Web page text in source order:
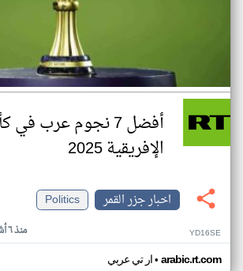
أفضل 7 نجوم عرب
الإفريقية 2025
اخبار جزر القمر
Politics
منذ ٦ أشهر YD16SE
ار تي عربي• arabic.rt.com